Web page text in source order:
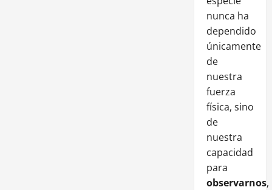
nunca ha
dependido
únicamente
de
nuestra
fuerza
física, sino
de
nuestra
capacidad
para
observarnos,